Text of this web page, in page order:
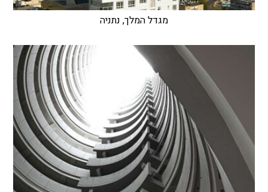
מגדל המלך, נתניה